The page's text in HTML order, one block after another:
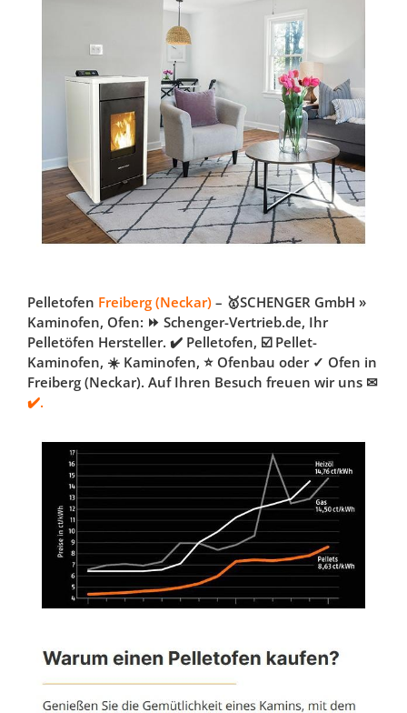
Pelletofen Freiberg (Neckar) – 🥇SCHENGER GmbH »
Kaminofen, Ofen: ⏩ Schenger-Vertrieb.de, Ihr
Pelletöfen Hersteller. ✔️ Pelletofen, ☑️ Pellet-
Kaminofen, ☀️ Kaminofen, ⭐ Ofenbau oder ✓ Ofen in
Freiberg (Neckar). Auf Ihren Besuch freuen wir uns ✉
✔️.